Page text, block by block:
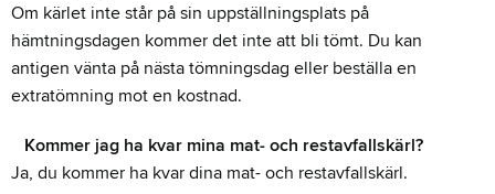
Om kärlet inte står på sin uppställningsplats på
hämtningsdagen kommer det inte att bli tömt. Du kan
antigen vänta på nästa tömningsdag eller beställa en
extratömning mot en kostnad.
Kommer jag ha kvar mina mat- och restavfallskärl?
Ja, du kommer ha kvar dina mat- och restavfallskärl.